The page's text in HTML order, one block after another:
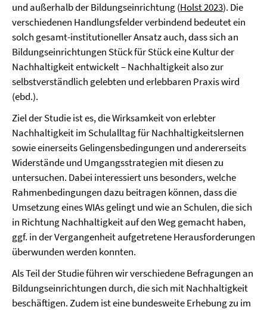
und außerhalb der Bildungseinrichtung (Holst 2023). Die
verschiedenen Handlungsfelder verbindend bedeutet ein
solch gesamt­-institutioneller Ansatz auch, dass sich an
Bildungseinrichtungen Stück für Stück eine Kultur der
Nachhaltigkeit entwickelt – Nachhaltigkeit also zur
selbstverständlich gelebten und erlebbaren Praxis wird
(ebd.).
Ziel der Studie ist es, die Wirksamkeit von erlebter
Nachhaltigkeit im Schulalltag für Nachhaltigkeitslernen
sowie einerseits Gelingensbedingungen und andererseits
Widerstände und Umgangsstrategien mit diesen zu
untersuchen. Dabei interessiert uns besonders, welche
Rahmenbedingungen dazu beitragen können, dass die
Umsetzung eines WIAs gelingt und wie an Schulen, die sich
in Richtung Nachhaltigkeit auf den Weg gemacht haben,
ggf. in der Vergangenheit aufgetretene Herausforderungen
überwunden werden konnten.
Als Teil der Studie führen wir verschiedene Befragungen an
Bildungseinrichtungen durch, die sich mit Nachhaltigkeit
beschäftigen. Zudem ist eine bundesweite Erhebung zu im